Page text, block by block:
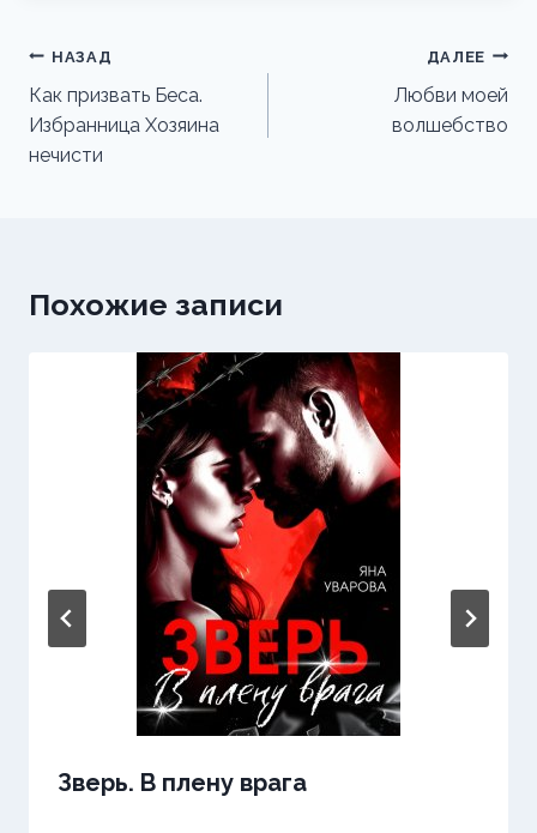
Навигация
по
записям
НАЗАД
Как призвать Беса.
Избранница Хозяина
нечисти
ДАЛЕЕ
Любви моей
волшебство
Похожие записи
Зверь. В плену врага